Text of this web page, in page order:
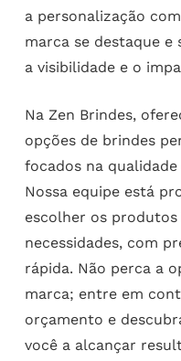
a personalização
marca se destaque e
a visibilidade e o
Na Zen Brindes,
opções de brindes
focados na
Nossa equipe está
escolher os produtos
necessidades, com
rápida. Não perca a
marca; entre em
orçamento e
você a alcançar